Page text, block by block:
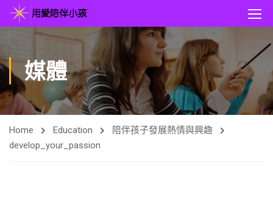
媒體
Home Education
陪伴孩子發展熱情與興趣
develop_your_passion